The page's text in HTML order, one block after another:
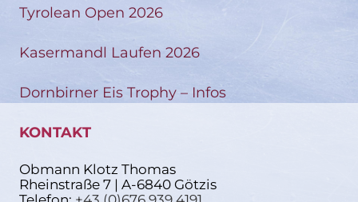
Tyrolean Open 2026
Kasermandl Laufen 2026
Dornbirner Eis Trophy – Infos
KONTAKT
Obmann Klotz Thomas
Rheinstraße 7 | A-6840 Götzis